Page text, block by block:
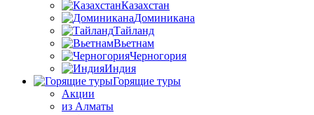
Казахстан
Доминикана
Тайланд
Вьетнам
Черногория
Индия
Горящие туры
Акции
из Алматы